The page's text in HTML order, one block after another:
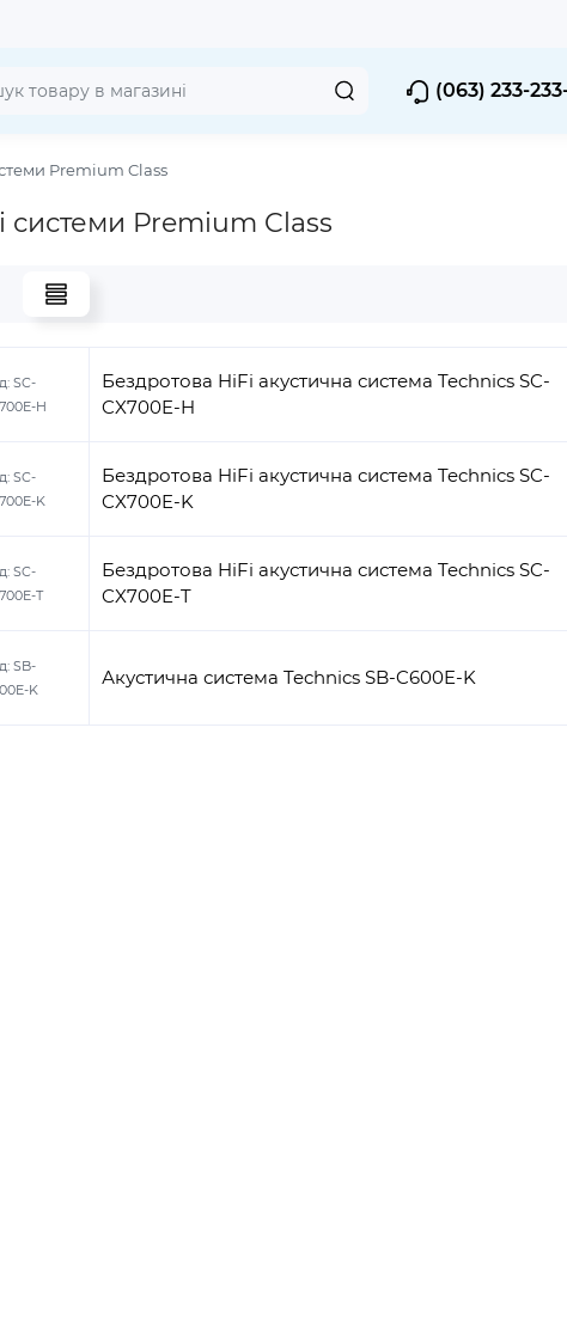
(063) 233-
Premium Class
системи Premium Class
SC-
H
Бездротова HiFi акустична система Technics SC-
CX700E-H
SC-
K
Бездротова HiFi акустична система Technics SC-
CX700E-K
SC-
T
Бездротова HiFi акустична система Technics SC-
CX700E-T
SB-
K
Акустична система Technics SB-C600E-K